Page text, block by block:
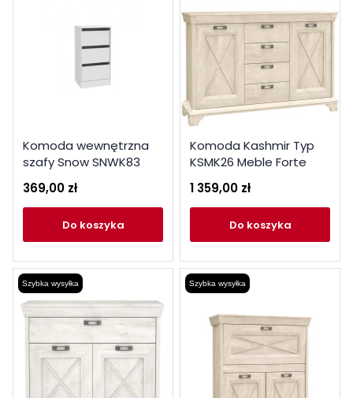
Komoda wewnętrzna
szafy Snow SNWK83
Meble Forte Kolekcja
Snow
369,00 zł
do koszyka
Komoda Kashmir Typ
KSMK26 Meble Forte
Kolekcja Kashmir
1 359,00 zł
do koszyka
Szybka wysyłka Szybka wysyłka